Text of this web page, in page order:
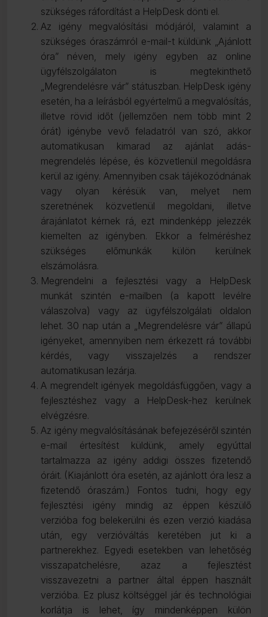
szükséges ráfordítást a HelpDesk dönti el.
Az igény megvalósítási módjáról, valamint a
szükséges óraszámról e-mail-t küldünk „Ajánlott
óra” néven, mely igény egyben az online
ügyfélszolgálaton is megtekinthető
„Megrendelésre vár” státuszban. HelpDesk igény
esetén, ha a leírásból egyértelmű a megvalósítás,
illetve rövid időt (jellemzően nem több mint 2
órát) igénybe vevő feladatról van szó, akkor
automatikusan kimarad az ajánlat adás-
megrendelés lépése, és közvetlenül megoldásra
kerül az igény. Amennyiben csak tájékozódnának
vagy olyan kérésük van, melyet nem
szeretnének közvetlenül megoldani, illetve
árajánlatot kérnek rá, ezt mindenképp jelezzék
kiemelten az igényben. Ekkor a felméréshez
szükséges előmunkák külön kerülnek
elszámolásra.
Megrendelni a fejlesztési vagy a HelpDesk
munkát szintén e-mailben (a kapott levélre
válaszolva) vagy az ügyfélszolgálati oldalon
lehet. 30 nap után a „Megrendelésre vár” állapú
igényeket, amennyiben nem érkezett rá további
kérdés, vagy visszajelzés a rendszer
automatikusan lezárja.
A megrendelt igények megoldásfüggően, vagy a
fejlesztéshez vagy a HelpDesk-hez kerülnek
elvégzésre.
Az igény megvalósításának befejezéséről szintén
e-mail értesítést küldünk, amely egyúttal
tartalmazza az igény addigi összes fizetendő
óráit. (Kiajánlott óra esetén, az ajánlott óra lesz a
fizetendő óraszám.) Fontos tudni, hogy egy
fejlesztési igény mindig az éppen készülő
verzióba fog belekerülni és ezen verzió kiadása
után, egy verzióváltás keretében jut ki a
partnerekhez. Egyedi esetekben van lehetőség
visszapatchelésre, azaz a fejlesztést
visszavezetni a partner által éppen használt
verzióba. Ez plusz költséggel jár és technológiai
korlátja is lehet, így mindenképpen külön